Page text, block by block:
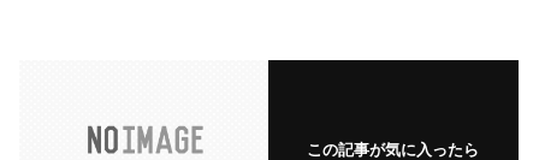
この記事が気に入ったら